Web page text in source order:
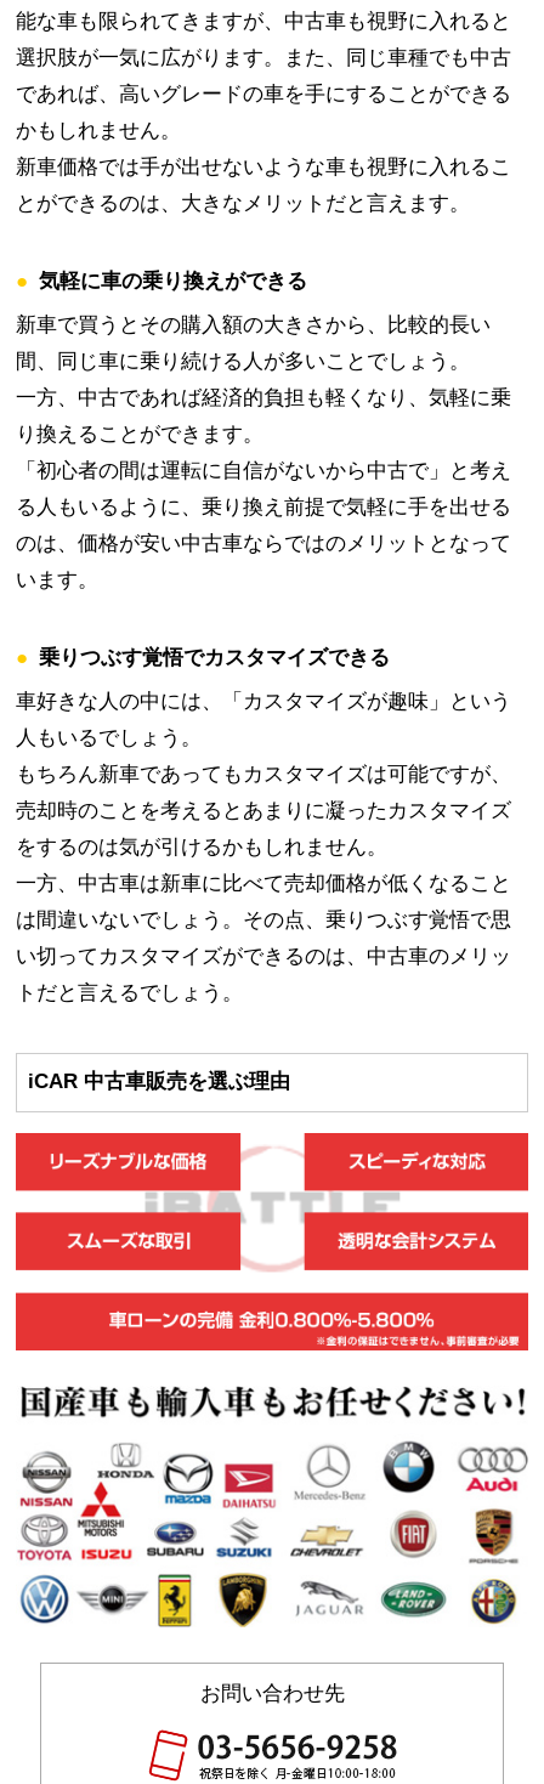
能な車も限られてきますが、中古車も視野に入れると
選択肢が一気に広がります。また、同じ車種でも中古
であれば、高いグレードの車を手にすることができる
かもしれません。
新車価格では手が出せないような車も視野に入れるこ
とができるのは、大きなメリットだと言えます。
●気軽に車の乗り換えができる
新車で買うとその購入額の大きさから、比較的長い
間、同じ車に乗り続ける人が多いことでしょう。
一方、中古であれば経済的負担も軽くなり、気軽に乗
り換えることができます。
「初心者の間は運転に自信がないから中古で」と考え
る人もいるように、乗り換え前提で気軽に手を出せる
のは、価格が安い中古車ならではのメリットとなって
います。
●乗りつぶす覚悟でカスタマイズできる
車好きな人の中には、「カスタマイズが趣味」という
人もいるでしょう。
もちろん新車であってもカスタマイズは可能ですが、
売却時のことを考えるとあまりに凝ったカスタマイズ
をするのは気が引けるかもしれません。
一方、中古車は新車に比べて売却価格が低くなること
は間違いないでしょう。その点、乗りつぶす覚悟で思
い切ってカスタマイズができるのは、中古車のメリッ
トだと言えるでしょう。
iCAR 中古車販売を選ぶ理由
お問い合わせ先